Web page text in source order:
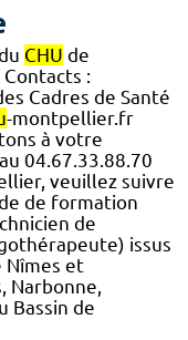
CHU de
:
Cadres de Santé
-montpellier.fr
à votre
04.67.33.88.70
veuillez suivre
de formation
de
issus
Nîmes et
Narbonne,
Bassin de